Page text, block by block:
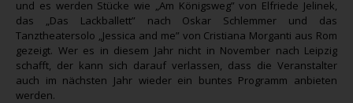
und es werden Stücke wie „Am Königsweg” von Elfriede Jelinek,
das „Das Lackballett” nach Oskar Schlemmer und das
Tanztheatersolo „Jessica and me” von Cristiana Morganti aus Rom
gezeigt. Wer es in diesem Jahr nicht in November nach Leipzig
schafft, der kann sich darauf verlassen, dass die Veranstalter
auch im nächsten Jahr wieder ein buntes Programm anbieten
werden.